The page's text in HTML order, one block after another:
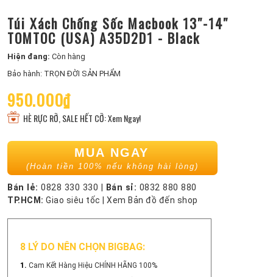
Túi Xách Chống Sốc Macbook 13″-14″
TOMTOC (USA) A35D2D1 - Black
Hiện đang: Còn hàng
Bảo hành: TRỌN ĐỜI SẢN PHẨM
950.000₫
HÈ RỰC RỠ, SALE HẾT CỠ: Xem Ngay!
MUA NGAY
(Hoàn tiền 100% nếu không hài lòng)
Bán lẻ: 0828 330 330 Bán sỉ: 0832 880 880
TP.HCM: Giao siêu tốc Xem Bản đồ đến shop
8 LÝ DO NÊN CHỌN BIGBAG:
1. Cam Kết Hàng Hiệu CHÍNH HÃNG 100%